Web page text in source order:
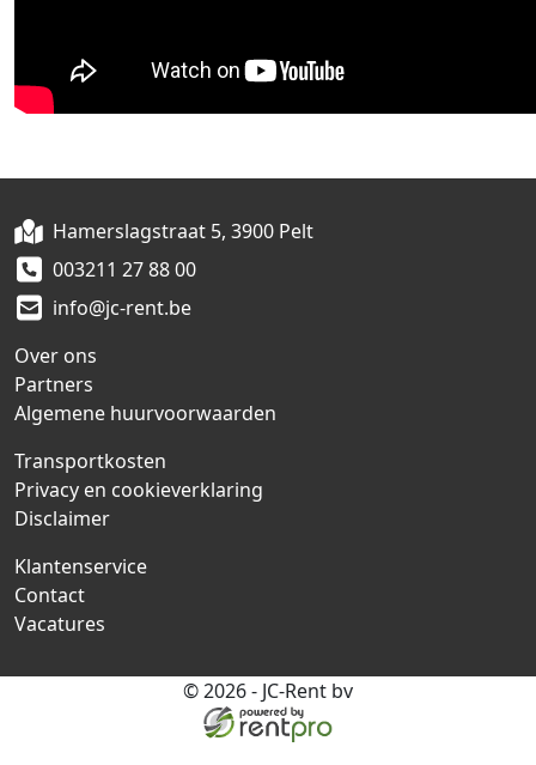
Hamerslagstraat 5, 3900 Pelt
003211 27 88 00
info@jc-rent.be
Over ons
Partners
Algemene huurvoorwaarden
Transportkosten
Privacy en cookieverklaring
Disclaimer
Klantenservice
Contact
Vacatures
© 2026 - JC-Rent bv